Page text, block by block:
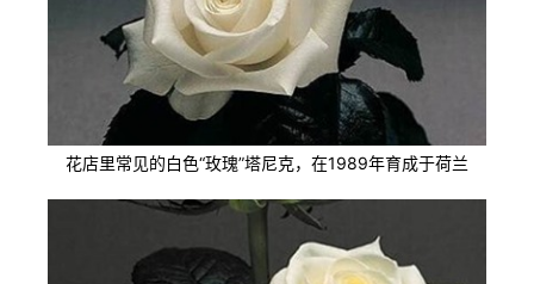
花店里常见的白色“玫瑰”塔尼克，在1989年育成于荷兰